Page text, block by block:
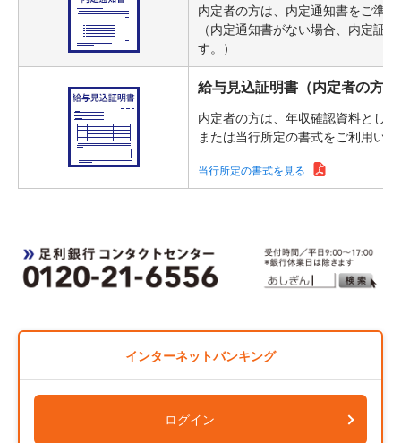
内定者の方は、内定通知書をご準
（内定通知書がない場合、内定証
す。）
給与見込証明書（内定者の方）
内定者の方は、年収確認資料とし
または当行所定の書式をご利用い
当行所定の書式を見る
インターネットバンキング
ログイン